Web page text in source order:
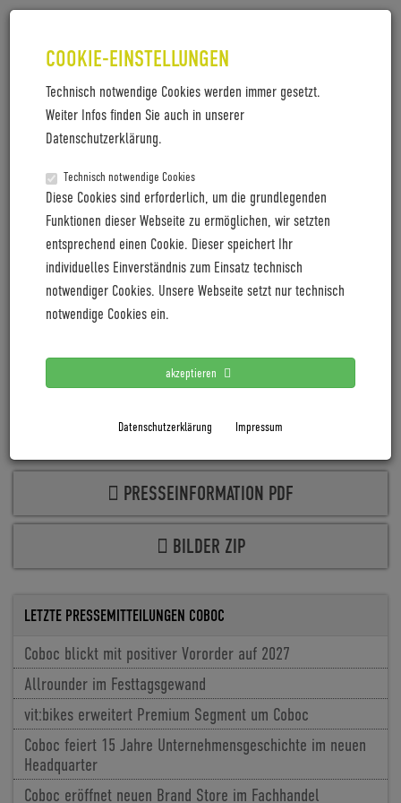
COOKIE-EINSTELLUNGEN
Technisch notwendige Cookies werden immer gesetzt.
Weiter Infos finden Sie auch in unserer
Datenschutzerklärung.
Technisch notwendige Cookies
Diese Cookies sind erforderlich, um die grundlegenden
Funktionen dieser Webseite zu ermöglichen, wir setzten
entsprechend einen Cookie. Dieser speichert Ihr
individuelles Einverständnis zum Einsatz technisch
notwendiger Cookies. Unsere Webseite setzt nur technisch
notwendige Cookies ein.
akzeptieren
Datenschutzerklärung Impressum
COBOC STÄRKT FACHHANDEL MIT
NEUEM RETAIL-KONZEPT
Heidelberger E-Bike-Spezialist führt ersten eigenen
Brand Store bei der Bikefactory in Hamburg ein.
München und Bremen stehen unmittelbar bevor und
PRESSEINFORMATION PDF
BILDER ZIP
LETZTE PRESSEMITTEILUNGEN COBOC
Coboc blickt mit positiver Vororder auf 2027
Allrounder im Festtagsgewand
vit:bikes erweitert Premium Segment um Coboc
Coboc feiert 15 Jahre Unternehmensgeschichte im neuen
Headquarter
Coboc eröffnet neuen Brand Store im Fachhandel